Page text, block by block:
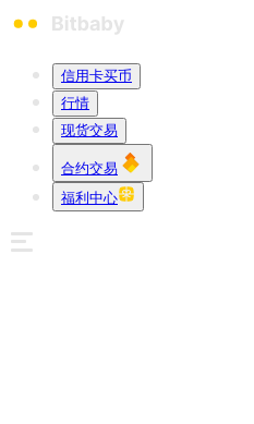
信用卡买币
行情
现货交易
合约交易
福利中心